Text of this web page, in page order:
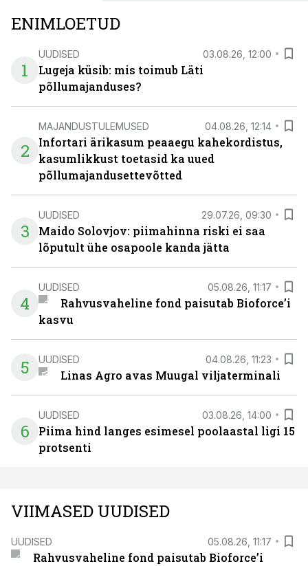
ENIMLOETUD
1
UUDISED 03.08.26, 12:00
Lugeja küsib: mis toimub Läti
põllumajanduses?
2
MAJANDUSTULEMUSED 04.08.26, 12:14
Infortari ärikasum peaaegu kahekordistus,
kasumlikkust toetasid ka uued
põllumajandusettevõtted
3
UUDISED 29.07.26, 09:30
Maido Solovjov: piimahinna riski ei saa
lõputult ühe osapoole kanda jätta
4
UUDISED 05.08.26, 11:17
Rahvusvaheline fond paisutab Bioforce’i
kasvu
5 UUDISED 04.08.26, 11:23
Linas Agro avas Muugal viljaterminali
6
UUDISED 03.08.26, 14:00
Piima hind langes esimesel poolaastal ligi 15
protsenti
VIIMASED UUDISED
UUDISED 05.08.26, 11:17
Rahvusvaheline fond paisutab Bioforce’i